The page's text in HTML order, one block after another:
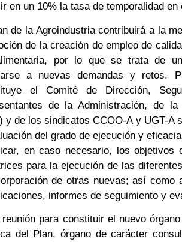
en un 10% la tasa de temporalidad en
de la Agroindustria contribuirá a la
de la creación de empleo de
por lo que se trata de
a nuevas demandas y retos.
el Comité de Dirección,
de la Administración, de
y de los sindicatos CCOO-A y UGT-A
del grado de ejecución y
en caso necesario, los objetivos
para la ejecución de las
de otras nuevas; así como
informes de seguimiento y
reunión para constituir el nuevo
del Plan, órgano de carácter